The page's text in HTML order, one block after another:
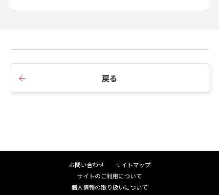
戻る
お問い合わせ
サイトマップ
サイトのご利用について
個人情報の取り扱いについて